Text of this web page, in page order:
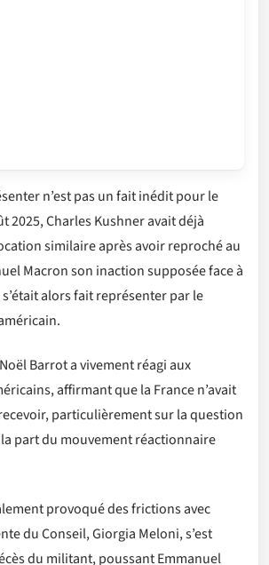
n’est pas un fait inédit pour le
2025, Charles Kushner avait déjà
similaire après avoir reproché au
Macron son inaction supposée face à
alors fait représenter par le
Barrot a vivement réagi aux
affirmant que la France n’avait
particulièrement sur la question
part du mouvement réactionnaire
provoqué des frictions avec
du Conseil, Giorgia Meloni, s’est
du militant, poussant Emmanuel